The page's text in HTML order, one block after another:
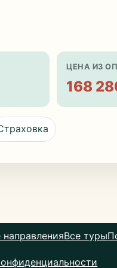
ЦЕНА ИЗ
168
направленияВсе туры